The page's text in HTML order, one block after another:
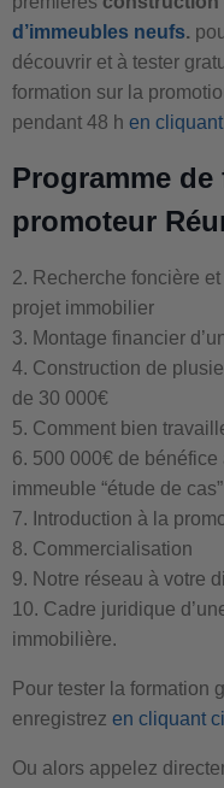
d’immeubles neufs.
découvrir et à tester
formation sur la
pendant 48 h en
Programme
promoteur
2. Recherche foncière
projet immobilier
3. Montage financier
4. Construction de
de 30 000€
5. Comment bien
6. 500 000€ de bénéfice
immeuble “étude de cas”
7. Introduction à la
8. Commercialisation
9. Notre réseau à votre
10. Cadre juridique
immobilière.
Pour tester la formation
enregistrez en cliquant ci
Ou alors appelez